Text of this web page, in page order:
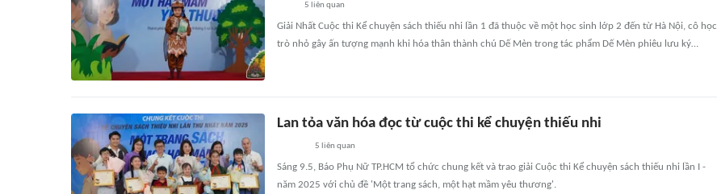
5 liên quan
Giải Nhất Cuộc thi Kể chuyện sách thiếu nhi lần 1 đã thuộc về một học sinh lớp 2 đến từ Hà Nội, cô học
trò nhỏ gây ấn tượng mạnh khi hóa thân thành chú Dế Mèn trong tác phẩm Dế Mèn phiêu lưu ký…
Lan tỏa văn hóa đọc từ cuộc thi kể chuyện thiếu nhi
5 liên quan
Sáng 9.5, Báo Phụ Nữ TP.HCM tổ chức chung kết và trao giải Cuộc thi Kể chuyện sách thiếu nhi lần I -
năm 2025 với chủ đề 'Một trang sách, một hạt mầm yêu thương'.